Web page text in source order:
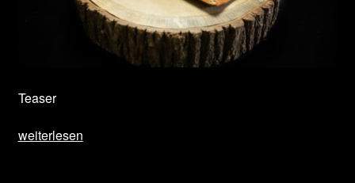
Teaser
Tabak
weiterlesen